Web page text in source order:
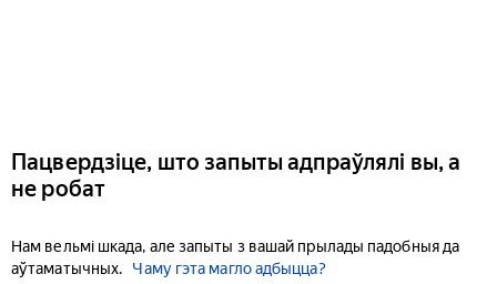
Пацвердзіце, што запыты адпраўлялі вы, а
не робат
Нам вельмі шкада, але запыты з вашай прылады падобныя да
аўтаматычных.
Чаму гэта магло адбыцца?